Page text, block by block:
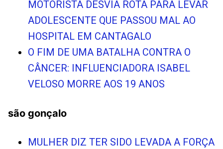
MOTORISTA DESVIA ROTA PARA LEVAR
ADOLESCENTE QUE PASSOU MAL AO
HOSPITAL EM CANTAGALO
O FIM DE UMA BATALHA CONTRA O
CÂNCER: INFLUENCIADORA ISABEL
VELOSO MORRE AOS 19 ANOS
são gonçalo
MULHER DIZ TER SIDO LEVADA A FORÇA